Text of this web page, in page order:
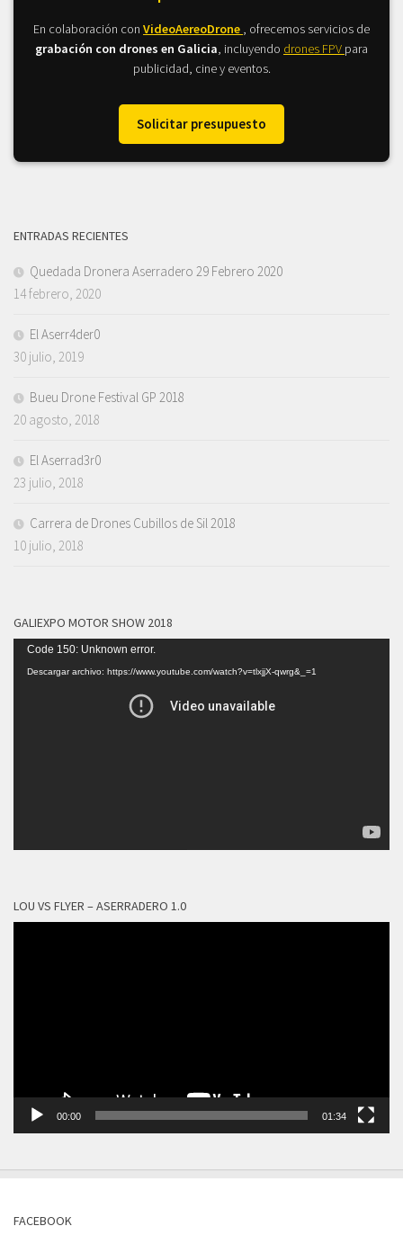
En colaboración con VideoAereoDrone , ofrecemos servicios de
grabación con drones en Galicia, incluyendo drones FPV para
publicidad, cine y eventos.
Solicitar presupuesto
ENTRADAS RECIENTES
Quedada Dronera Aserradero 29 Febrero 2020
14 febrero, 2020
El Aserr4der0
30 julio, 2019
Bueu Drone Festival GP 2018
20 agosto, 2018
El Aserrad3r0
23 julio, 2018
Carrera de Drones Cubillos de Sil 2018
10 julio, 2018
GALIEXPO MOTOR SHOW 2018
Reproductor
Code 150: Unknown error.
Descargar archivo: https://www.youtube.com/watch?v=tlxjjX-qwrg&_=1
LOU VS FLYER – ASERRADERO 1.0
00:00 01:34
FACEBOOK